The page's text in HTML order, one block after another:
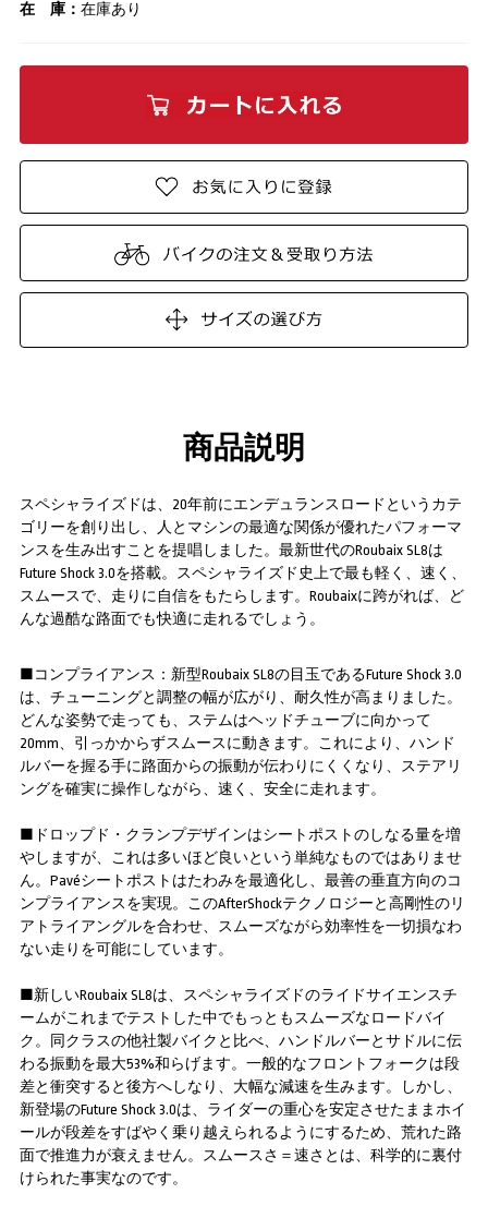
在 庫： 在庫あり
商品説明
スペシャライズドは、20年前にエンデュランスロードというカテ
ゴリーを創り出し、人とマシンの最適な関係が優れたパフォーマ
ンスを生み出すことを提唱しました。最新世代のRoubaix SL8は
Future Shock 3.0を搭載。スペシャライズド史上で最も軽く、速く、
スムースで、走りに自信をもたらします。Roubaixに跨がれば、ど
んな過酷な路面でも快適に走れるでしょう。
■コンプライアンス：新型Roubaix SL8の目玉であるFuture Shock 3.0
は、チューニングと調整の幅が広がり、耐久性が高まりました。
どんな姿勢で走っても、ステムはヘッドチューブに向かって
20mm、引っかからずスムースに動きます。これにより、ハンド
ルバーを握る手に路面からの振動が伝わりにくくなり、ステアリ
ングを確実に操作しながら、速く、安全に走れます。
■ドロップド・クランプデザインはシートポストのしなる量を増
やしますが、これは多いほど良いという単純なものではありませ
ん。Pavéシートポストはたわみを最適化し、最善の垂直方向のコ
ンプライアンスを実現。このAfterShockテクノロジーと高剛性のリ
アトライアングルを合わせ、スムーズながら効率性を一切損なわ
ない走りを可能にしています。
■新しいRoubaix SL8は、スペシャライズドのライドサイエンスチ
ームがこれまでテストした中でもっともスムーズなロードバイ
ク。同クラスの他社製バイクと比べ、ハンドルバーとサドルに伝
わる振動を最大53%和らげます。一般的なフロントフォークは段
差と衝突すると後方へしなり、大幅な減速を生みます。しかし、
新登場のFuture Shock 3.0は、ライダーの重心を安定させたままホイ
ールが段差をすばやく乗り越えられるようにするため、荒れた路
面で推進力が衰えません。スムースさ＝速さとは、科学的に裏付
けられた事実なのです。